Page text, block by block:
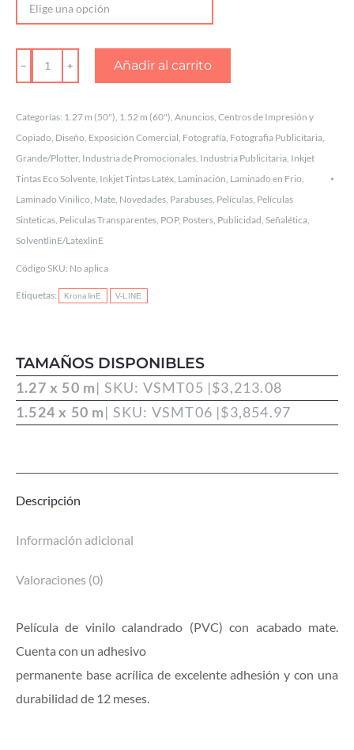
VINYLES
AUTOADHERIBLES
MATE
cantidad
Añadir al carrito
Categorías: 1.27 m (50"), 1.52 m (60"), Anuncios, Centros de Impresión y
Copiado, Diseño, Exposición Comercial, Fotografía, Fotografia Publicitaria,
Grande/Plotter, Industria de Promocionales, Industria Publicitaria, Inkjet
Tintas Eco Solvente, Inkjet Tintas Latéx, Laminación, Laminado en Frio,
Laminado Vinilico, Mate, Novedades, Parabuses, Películas, Películas
Sinteticas, Peliculas Transparentes, POP, Posters, Publicidad, Señalética,
SolventlinE/LatexlinE
Código SKU: No aplica
Etiquetas: KronalinE V-LINE
TAMAÑOS DISPONIBLES
1.27 x 50 m| SKU: VSMT05 |$3,213.08
1.524 x 50 m| SKU: VSMT06 |$3,854.97
Descripción
Información adicional
Valoraciones (0)
Película de vinilo calandrado (PVC) con acabado mate.
Cuenta con un adhesivo
permanente base acrílica de excelente adhesión y con una
durabilidad de 12 meses.